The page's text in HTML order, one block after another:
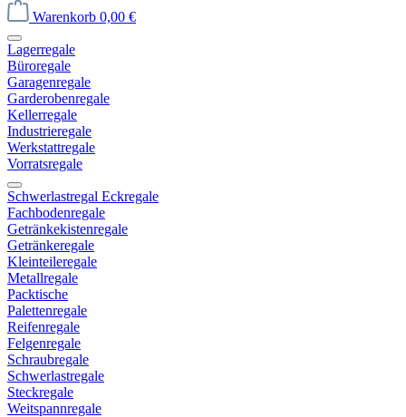
Warenkorb 0,00 €
Lagerregale
Büroregale
Garagenregale
Garderobenregale
Kellerregale
Industrieregale
Werkstattregale
Vorratsregale
Schwerlastregal Eckregale
Fachbodenregale
Getränkekistenregale
Getränkeregale
Kleinteileregale
Metallregale
Packtische
Palettenregale
Reifenregale
Felgenregale
Schraubregale
Schwerlastregale
Steckregale
Weitspannregale